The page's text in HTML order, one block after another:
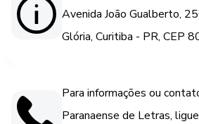
Avenida João Gualberto,
Glória, Curitiba - PR, CEP
Para informações ou
Paranaense de Letras,